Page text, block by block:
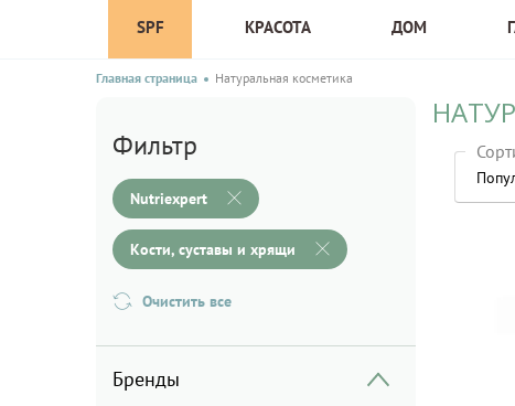
SPF КРАСОТА ДОМ
Главная страница Натуральная косметика
Фильтр
Nutriexpert
Кости, суставы и хрящи
Очистить все
Бренды